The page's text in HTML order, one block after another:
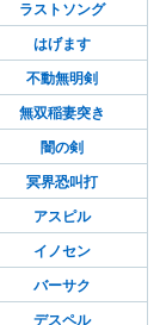
ラストソング
はげます
不動無明剣
無双稲妻突き
闇の剣
冥界恐叫打
アスピル
イノセン
バーサク
デスペル